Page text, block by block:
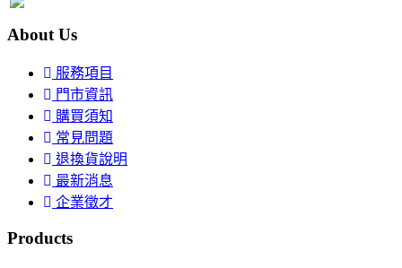
About Us
服務項目
門市資訊
購買須知
常見問題
退換貨說明
最新消息
企業徵才
Products